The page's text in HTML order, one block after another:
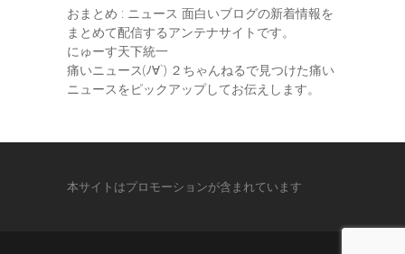
おまとめ : ニュース 面白いブログの新着情報を
まとめて配信するアンテナサイトです。
にゅーす天下統一
痛いニュース(ﾉ∀`) ２ちゃんねるで見つけた痛い
ニュースをピックアップしてお伝えします。
本サイトはプロモーションが含まれています